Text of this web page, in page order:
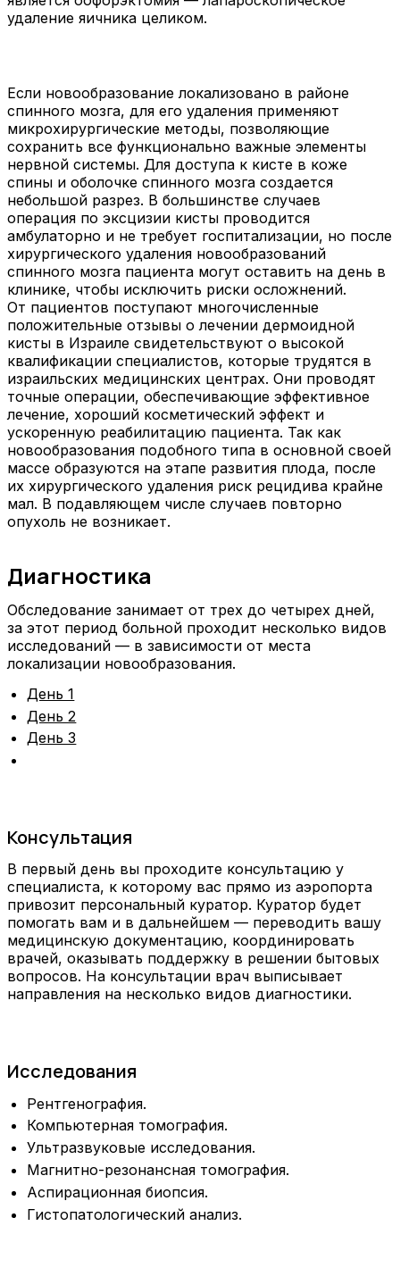
удаление яичника целиком.
Если новообразование локализовано в районе
спинного мозга, для его удаления применяют
микрохирургические методы, позволяющие
сохранить все функционально важные элементы
нервной системы. Для доступа к кисте в коже
спины и оболочке спинного мозга создается
небольшой разрез. В большинстве случаев
операция по эксцизии кисты проводится
амбулаторно и не требует госпитализации, но после
хирургического удаления новообразований
спинного мозга пациента могут оставить на день в
клинике, чтобы исключить риски осложнений.
От пациентов поступают многочисленные
положительные отзывы о лечении дермоидной
кисты в Израиле свидетельствуют о высокой
квалификации специалистов, которые трудятся в
израильских медицинских центрах. Они проводят
точные операции, обеспечивающие эффективное
лечение, хороший косметический эффект и
ускоренную реабилитацию пациента. Так как
новообразования подобного типа в основной своей
массе образуются на этапе развития плода, после
их хирургического удаления риск рецидива крайне
мал. В подавляющем числе случаев повторно
опухоль не возникает.
Диагностика
Обследование занимает от трех до четырех дней,
за этот период больной проходит несколько видов
исследований — в зависимости от места
локализации новообразования.
День 1
День 2
День 3
Консультация
В первый день вы проходите консультацию у
специалиста, к которому вас прямо из аэропорта
привозит персональный куратор. Куратор будет
помогать вам и в дальнейшем — переводить вашу
медицинскую документацию, координировать
врачей, оказывать поддержку в решении бытовых
вопросов. На консультации врач выписывает
направления на несколько видов диагностики.
Исследования
Рентгенография.
Компьютерная томография.
Ультразвуковые исследования.
Магнитно-резонансная томография.
Аспирационная биопсия.
Гистопатологический анализ.